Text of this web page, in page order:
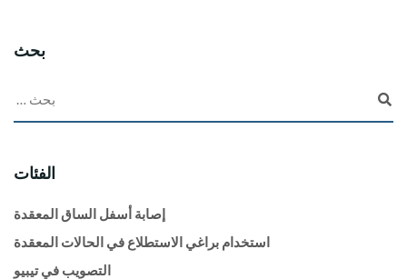
بحث
الفئات
إصابة أسفل الساق المعقدة
استخدام براغي الاستطلاع في الحالات المعقدة
التصويب في تيبيو